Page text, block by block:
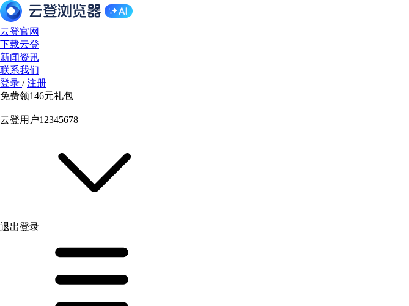
云登官网
下载云登
新闻资讯
联系我们
登录 /注册
免费领146元礼包
云登用户12345678
退出登录